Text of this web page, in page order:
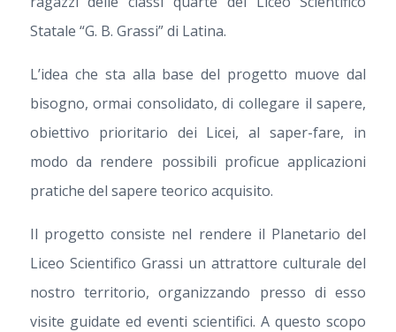
Statale “G. B. Grassi” di Latina.
L’idea che sta alla base del progetto muove dal
bisogno, ormai consolidato, di collegare il sapere,
obiettivo prioritario dei Licei, al saper-fare, in
modo da rendere possibili proficue applicazioni
pratiche del sapere teorico acquisito.
Il progetto consiste nel rendere il Planetario del
Liceo Scientifico Grassi un attrattore culturale del
nostro territorio, organizzando presso di esso
visite guidate ed eventi scientifici. A questo scopo